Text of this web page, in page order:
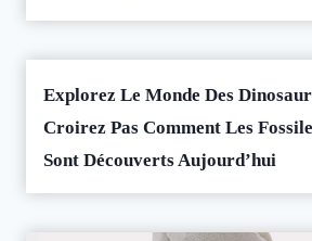
Explorez Le Monde Des
Croirez Pas Comment Les
Sont Découverts Aujourd’hui